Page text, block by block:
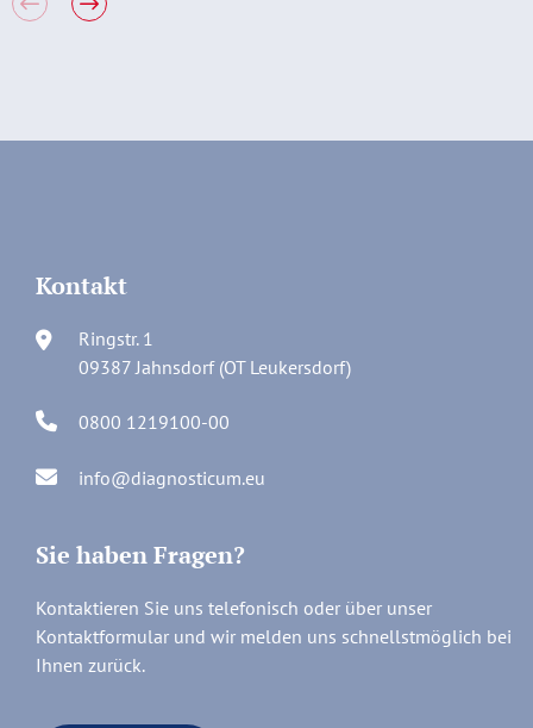
Kontakt
Ringstr. 1
09387 Jahnsdorf (OT Leukersdorf)
0800 1219100-00
info@diagnosticum.eu
Sie haben Fragen?
Kontaktieren Sie uns telefonisch oder über unser
Kontaktformular und wir melden uns schnellstmöglich bei
Ihnen zurück.